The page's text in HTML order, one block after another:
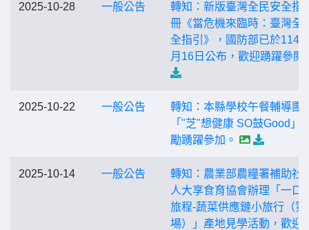
2025-10-28 一般公告
轉知：新版臺灣全民安全指
冊《當危機來臨時：臺灣全
全指引》，國防部已於114
月16日公布，歡迎踴躍參閱
2025-10-22 一般公告
轉知：本縣學校午餐輔導團
「"芝"想健康 SO鼓Good」
勵踴躍參加。
2025-10-14 一般公告
轉知：農業部農糧署補助社
人大享食育協會辦理「一口
旅程-蔬菜供應鏈小旅行（第
場）」產地見學活動，歡迎